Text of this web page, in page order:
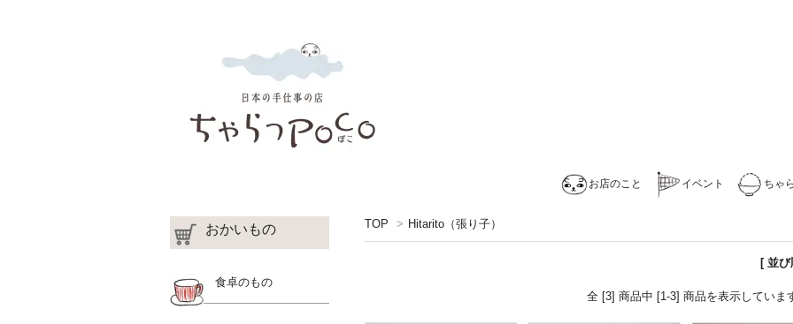
お店のこと イベント ちゃ
TOP > Hitarito（張り子）
[ 並
全 [3] 商品中 [1-3] 商品を表示していま
おかいもの
食卓のもの